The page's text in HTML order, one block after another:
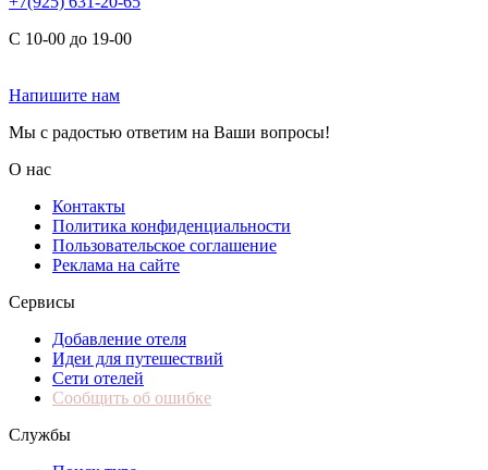
С 10-00 до 19-00
Напишите нам
Мы с радостью ответим на Ваши вопросы!
О нас
Контакты
Политика конфиденциальности
Пользовательское соглашение
Реклама на сайте
Сервисы
Добавление отеля
Идеи для путешествий
Сети отелей
Сообщить об ошибке
Службы